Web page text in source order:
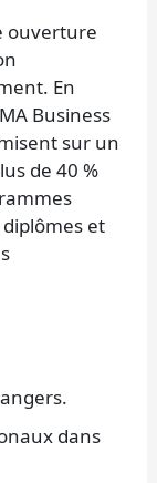
ouverture
En
Business
sur un
de 40 %
et
dans